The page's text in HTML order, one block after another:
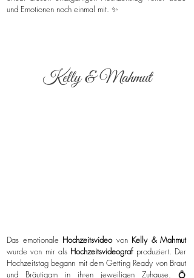
und Emotionen noch einmal mit. ✨
Kelly & Mahmut
Das emotionale Hochzeitsvideovon Kelly & Mahmut
wurde von mir als Hochzeitsvideograf produziert. Der
Hochzeitstag begann mit dem Getting Ready von Braut
und Bräutigam in ihren jeweiligen Zuhause. 💍